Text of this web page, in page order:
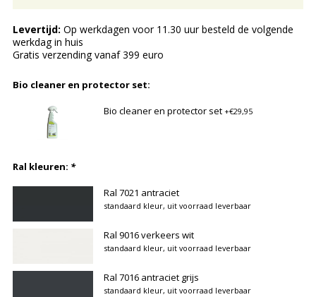
Levertijd: Op werkdagen voor 11.30 uur besteld de volgende
werkdag in huis
Gratis verzending vanaf 399 euro
Bio cleaner en protector set:
Bio cleaner en protector set +€29,95
Ral kleuren: *
Ral 7021 antraciet
standaard kleur, uit voorraad leverbaar
Ral 9016 verkeers wit
standaard kleur, uit voorraad leverbaar
Ral 7016 antraciet grijs
standaard kleur, uit voorraad leverbaar